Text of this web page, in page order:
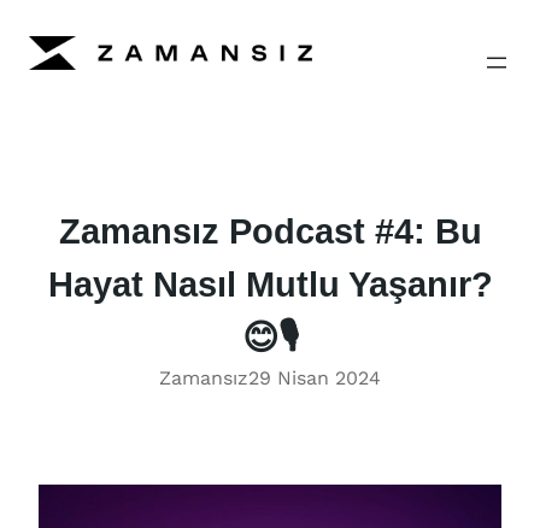
geç
Zamansız Podcast #4: Bu
Hayat Nasıl Mutlu Yaşanır?
😊🎙
Zamansız29 Nisan 2024